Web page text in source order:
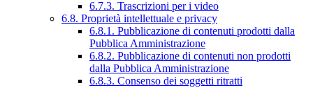
6.7.3. Trascrizioni per i video
6.8. Proprietà intellettuale e privacy
6.8.1. Pubblicazione di contenuti prodotti dalla
Pubblica Amministrazione
6.8.2. Pubblicazione di contenuti non prodotti
dalla Pubblica Amministrazione
6.8.3. Consenso dei soggetti ritratti